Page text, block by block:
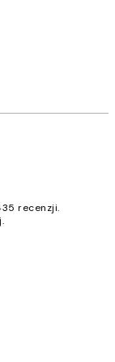
recenzji.